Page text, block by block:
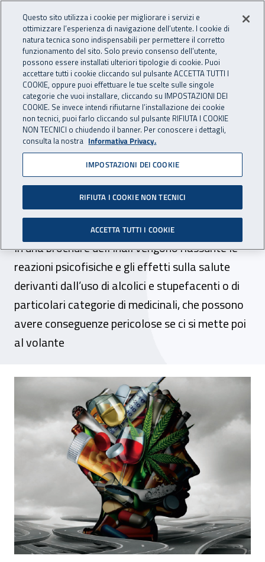
INAIL - Istituto Nazionale
Apri cerca
Navigazione principale
Navigazione - Ti trovi in:
Home Inail comunica News
31 dicembre 2019
Cosa succede se si guida
sotto effetto di alcol,
droghe e farmaci?
In una brochure dell’Inail vengono riassunte le
reazioni psicofisiche e gli effetti sulla salute
derivanti dall’uso di alcolici e stupefacenti o di
particolari categorie di medicinali, che possono
avere conseguenze pericolose se ci si mette poi
al volante
Cosa succede se si guida sotto effetto
Questo sito utilizza i cookie per migliorare i servizi e
ottimizzare l’esperienza di navigazione dell’utente. I cookie di
natura tecnica sono indispensabili per permettere il corretto
funzionamento del sito. Solo previo consenso dell’utente,
possono essere installati ulteriori tipologie di cookie. Puoi
accettare tutti i cookie cliccando sul pulsante ACCETTA TUTTI I
COOKIE, oppure puoi effettuare le tue scelte sulle singole
categorie che vuoi installare, cliccando su IMPOSTAZIONI DEI
COOKIE. Se invece intendi rifiutarne l’installazione dei cookie
non tecnici, puoi farlo cliccando sul pulsante RIFIUTA I COOKIE
NON TECNICI o chiudendo il banner. Per conoscere i dettagli,
consulta la nostra Informativa Privacy.
IMPOSTAZIONI DEI COOKIE
RIFIUTA I COOKIE NON TECNICI
ACCETTA TUTTI I COOKIE